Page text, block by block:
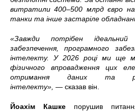
витратили 400–500 млрд євро
танки та інше застаріле
«Завжди потрібен ідеальний
забезпечення, програмного
інтелекту. У 2026 році ми ще
фізичного впровадження цих
отримання даних та
інтелекту», — сказав він.
Йоахім Кашке порушив